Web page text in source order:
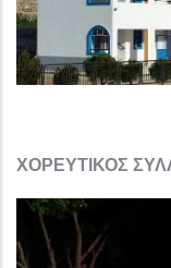
ΧΟΡΕΥΤΙΚΟΣ